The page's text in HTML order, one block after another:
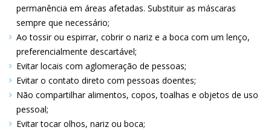
permanência em áreas afetadas. Substituir as máscaras
sempre que necessário
Ao tossir ou espirrar, cobrir o nariz e a boca com um lenço,
preferencialmente descartável
Evitar locais com aglomeração de pessoas
Evitar o contato direto com pessoas doentes
Não compartilhar alimentos, copos, toalhas e objetos de uso
pessoal
Evitar tocar olhos, nariz ou boca